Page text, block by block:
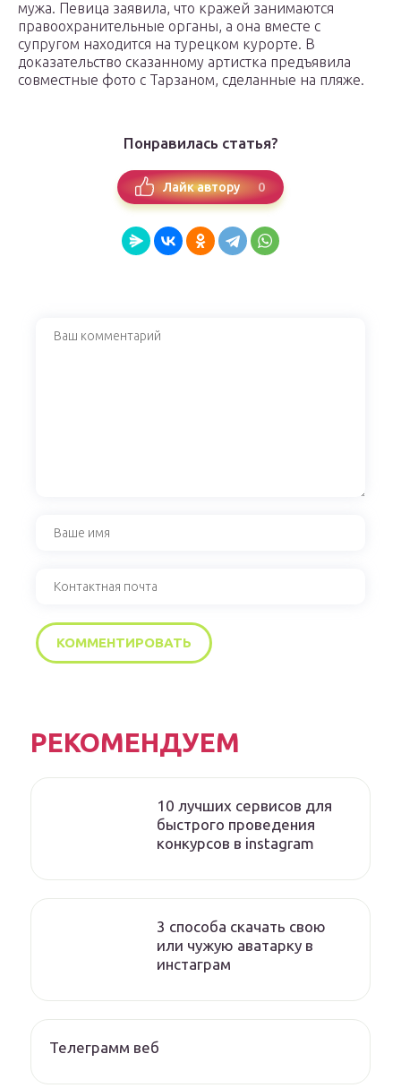
мужа. Певица заявила, что кражей занимаются
правоохранительные органы, а она вместе с
супругом находится на турецком курорте. В
доказательство сказанному артистка предъявила
совместные фото с Тарзаном, сделанные на пляже.
Понравилась статья?
Лайк автору 0
РЕКОМЕНДУЕМ
10 лучших сервисов для
быстрого проведения
конкурсов в instagram
3 способа скачать свою
или чужую аватарку в
инстаграм
Телеграмм веб